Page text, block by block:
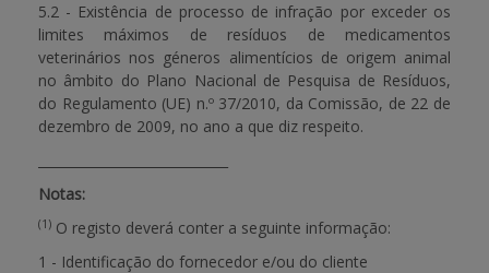
5.2 - Existência de processo de infração por exceder os
limites máximos de resíduos de medicamentos
veterinários nos géneros alimentícios de origem animal
no âmbito do Plano Nacional de Pesquisa de Resíduos,
do Regulamento (UE) n.º 37/2010, da Comissão, de 22 de
dezembro de 2009, no ano a que diz respeito.
Notas:
(1) O registo deverá conter a seguinte informação:
1 - Identificação do fornecedor e/ou do cliente